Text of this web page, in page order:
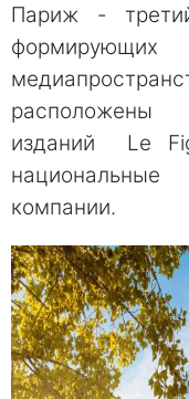
Париж -
изданий Le
компании.